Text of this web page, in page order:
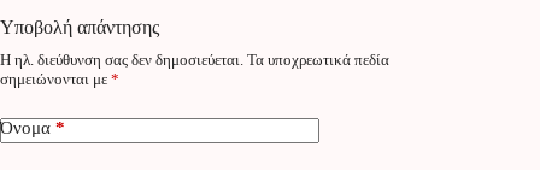
Υποβολή απάντησης
Η ηλ. διεύθυνση σας δεν δημοσιεύεται. Τα υποχρεωτικά πεδία
σημειώνονται με *
Όνομα *